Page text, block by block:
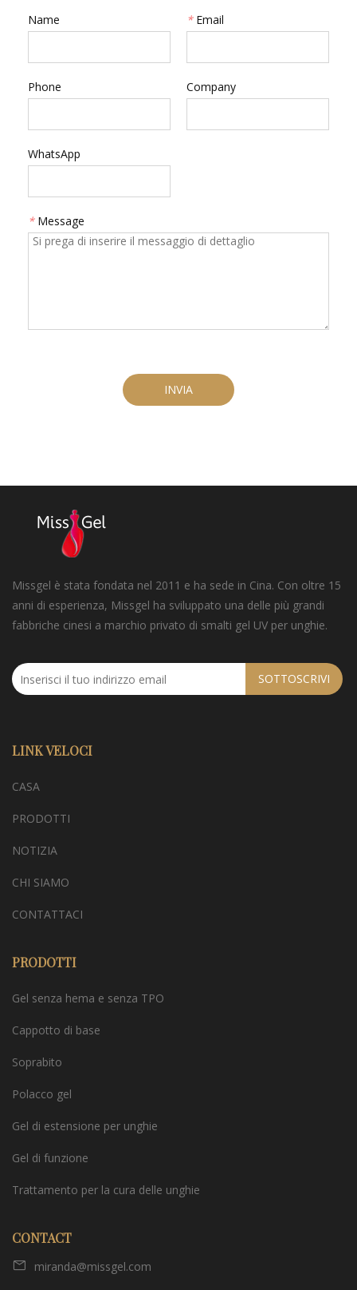
Name * Email
Phone Company
WhatsApp
* Message
INVIA
Missgel è stata fondata nel 2011 e ha sede in Cina. Con oltre 15
anni di esperienza, Missgel ha sviluppato una delle più grandi
fabbriche cinesi a marchio privato di smalti gel UV per unghie.
SOTTOSCRIVI
LINK VELOCI
CASA
PRODOTTI
NOTIZIA
CHI SIAMO
CONTATTACI
PRODOTTI
Gel senza hema e senza TPO
Cappotto di base
Soprabito
Polacco gel
Gel di estensione per unghie
Gel di funzione
Trattamento per la cura delle unghie
CONTACT
miranda@missgel.com